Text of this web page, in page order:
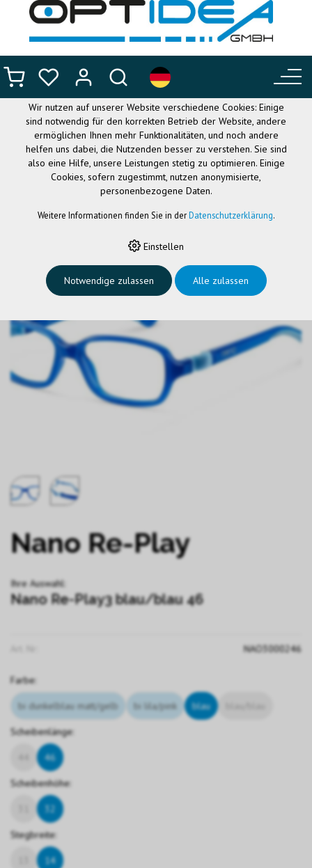
› FLEXIBLE BRILLEN › NANO OPTICAL › NANO RE-PLAY3
Nano Re-Play
Ihre Auswahl:
Nano Re-Play3 blau/blau 46
NAO3000246
Farbe:
bi dunkelblau matt/gelb bi lila/pink blau
Scheibenlänge:
46
Scheibenhöhe:
Stegbreite:
14
DIESE WEBSITE VERWENDET
COOKIES
Wir nutzen auf unserer Website verschiedene Cookies: Einige
sind notwendig für den korrekten Betrieb der Website, andere
ermöglichen Ihnen mehr Funktionalitäten, und noch andere
helfen uns dabei, die Nutzenden besser zu verstehen. Sie sind
also eine Hilfe, unsere Leistungen stetig zu optimieren. Einige
Cookies, sofern zugestimmt, nutzen anonymisierte,
personenbezogene Daten.
Weitere Informationen finden Sie in derDatenschutzerklärung.
Einstellen
Notwendige zulassen Alle zulassen